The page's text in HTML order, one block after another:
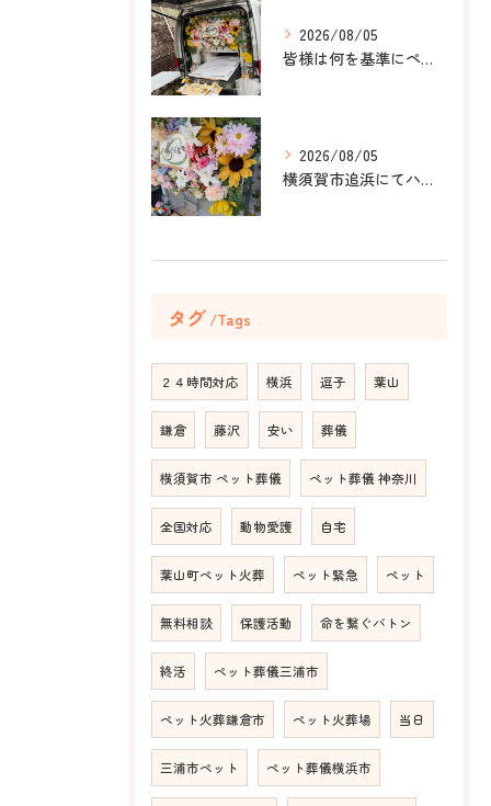
2026/08/05
皆様は何を基準にペット葬儀社を選びますか？
2026/08/05
横須賀市追浜にてハムスターのみかんちゃんのペット火葬のお手伝...
タグ Tags
２４時間対応 横浜 逗子 葉山
鎌倉 藤沢 安い 葬儀
横須賀市 ペット葬儀 ペット葬儀 神奈川
全国対応 動物愛護 自宅
葉山町ペット火葬 ペット緊急 ペット
無料相談 保護活動 命を繋ぐバトン
終活 ペット葬儀三浦市
ペット火葬鎌倉市 ペット火葬場 当日
三浦市ペット ペット葬儀横浜市